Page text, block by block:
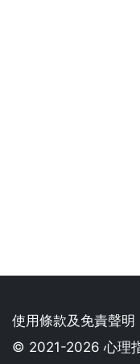
使用條款及免責聲明
© 2021-2026 心理